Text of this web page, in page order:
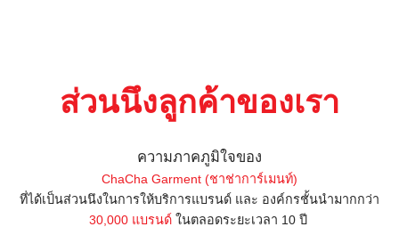
ส่วนนึงลูกค้าของเรา
ความภาคภูมิใจของ
ChaCha Garment (ชาช่าการ์เมนท์)
ที่ได้เป็นส่วนนึงในการให้บริการแบรนด์ และ องค์กรชั้นนำมากกว่า
30,000 แบรนด์ ในตลอดระยะเวลา 10 ปี